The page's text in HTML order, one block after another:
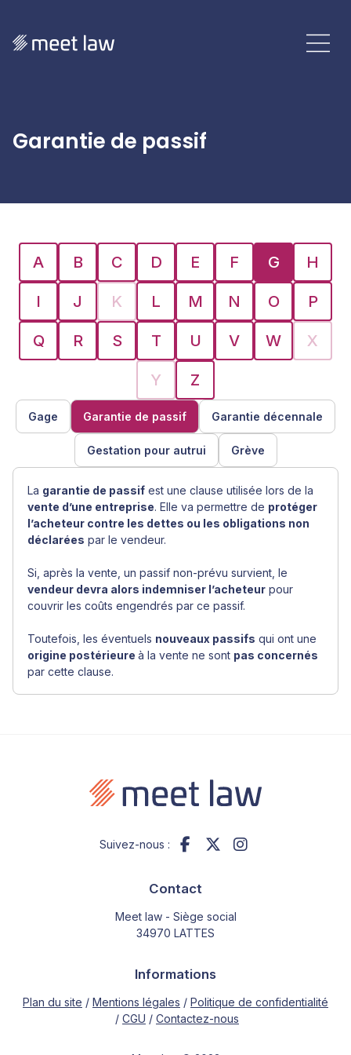
Garantie de passif
A B C D E F G H
I J K L M N O P
Q R S T U V W X
Y Z
Gage Garantie de passif Garantie décennale
Gestation pour autrui Grève
La garantie de passif est une clause utilisée lors de la
vente d’une entreprise. Elle va permettre de protéger
l’acheteur contre les dettes ou les obligations non
déclarées par le vendeur.
Si, après la vente, un passif non-prévu survient, le
vendeur devra alors indemniser l’acheteur pour
couvrir les coûts engendrés par ce passif.
Toutefois, les éventuels nouveaux passifs qui ont une
origine postérieure à la vente ne sont pas concernés
par cette clause.
Suivez-nous :
Contact
Meet law - Siège social
34970 LATTES
Informations
Plan du site Mentions légales
Politique de confidentialité
CGU
Contactez-nous